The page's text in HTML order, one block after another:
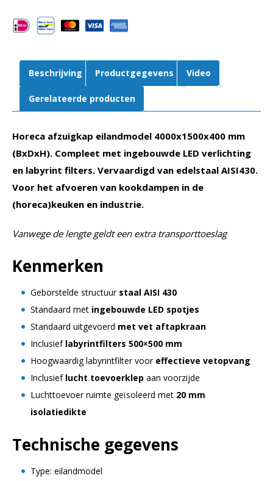
aantal
Beschrijving Productgegevens Video
Gerelateerde producten
Horeca afzuigkap eilandmodel 4000x1500x400 mm
(BxDxH). Compleet met ingebouwde LED verlichting
en labyrint filters. Vervaardigd van edelstaal AISI430.
Voor het afvoeren van kookdampen in de
(horeca)keuken en industrie.
Vanwege de lengte geldt een extra transporttoeslag
Kenmerken
Geborstelde structuur staal AISI 430
Standaard met ingebouwde LED spotjes
Standaard uitgevoerd met vet aftapkraan
Inclusief labyrintfilters 500×500 mm
Hoogwaardig labyrintfilter vooreffectieve vetopvang
Inclusief lucht toevoerklep aan voorzijde
Luchttoevoer ruimte geïsoleerd met 20 mm
isolatiedikte
Technische gegevens
Type: eilandmodel